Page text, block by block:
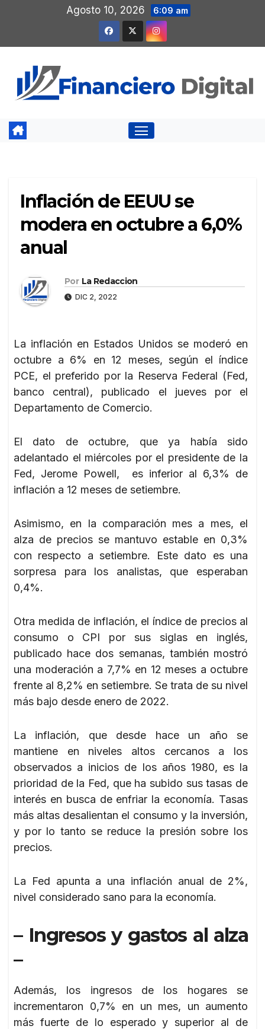
contenido
Agosto 10, 2026 6:09 am
Inflación de EEUU se
modera en octubre a 6,0%
anual
Por La Redaccion
DIC 2, 2022
La inflación en Estados Unidos se moderó en
octubre a 6% en 12 meses, según el índice
PCE, el preferido por la Reserva Federal (Fed,
banco central), publicado el jueves por el
Departamento de Comercio.
El dato de octubre, que ya había sido
adelantado el miércoles por el presidente de la
Fed, Jerome Powell, es inferior al 6,3% de
inflación a 12 meses de setiembre.
Asimismo, en la comparación mes a mes, el
alza de precios se mantuvo estable en 0,3%
con respecto a setiembre. Este dato es una
sorpresa para los analistas, que esperaban
0,4%.
Otra medida de inflación, el índice de precios al
consumo o CPI por sus siglas en inglés,
publicado hace dos semanas, también mostró
una moderación a 7,7% en 12 meses a octubre
frente al 8,2% en setiembre. Se trata de su nivel
más bajo desde enero de 2022.
La inflación, que desde hace un año se
mantiene en niveles altos cercanos a los
observados a inicios de los años 1980, es la
prioridad de la Fed, que ha subido sus tasas de
interés en busca de enfriar la economía. Tasas
más altas desalientan el consumo y la inversión,
y por lo tanto se reduce la presión sobre los
precios.
La Fed apunta a una inflación anual de 2%,
nivel considerado sano para la economía.
– Ingresos y gastos al alza
–
Además, los ingresos de los hogares se
incrementaron 0,7% en un mes, un aumento
más fuerte de lo esperado y superior al de